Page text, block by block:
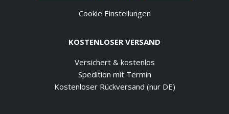
Cookie Einstellungen
KOSTENLOSER VERSAND
Versichert & kostenlos
Spedition mit Termin
Kostenloser Rückversand (nur DE)